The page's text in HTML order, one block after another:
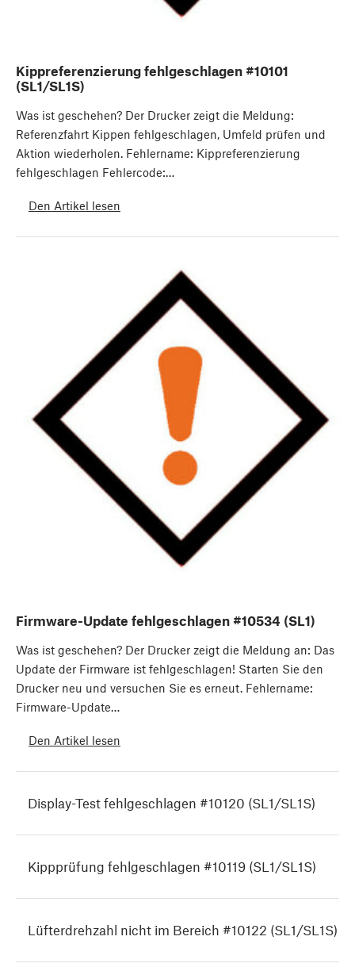
Kippreferenzierung fehlgeschlagen #10101
(SL1/SL1S)
Was ist geschehen? Der Drucker zeigt die Meldung:
Referenzfahrt Kippen fehlgeschlagen, Umfeld prüfen und
Aktion wiederholen. Fehlername: Kippreferenzierung
fehlgeschlagen Fehlercode:…
Den Artikel lesen
Firmware-Update fehlgeschlagen #10534 (SL1)
Was ist geschehen? Der Drucker zeigt die Meldung an: Das
Update der Firmware ist fehlgeschlagen! Starten Sie den
Drucker neu und versuchen Sie es erneut. Fehlername:
Firmware-Update…
Den Artikel lesen
Display-Test fehlgeschlagen #10120 (SL1/SL1S)
Kippprüfung fehlgeschlagen #10119 (SL1/SL1S)
Lüfterdrehzahl nicht im Bereich #10122 (SL1/SL1S)